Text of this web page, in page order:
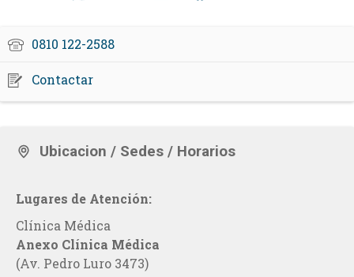
0810 122-2588
Contactar
Ubicacion / Sedes / Horarios
Lugares de Atención:
Clínica Médica
Anexo Clínica Médica
(Av. Pedro Luro 3473)